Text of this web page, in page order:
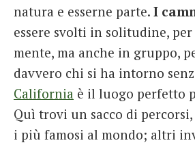
natura e esserne parte. I
essere svolti in solitudine, per
mente, ma anche in gruppo,
davvero chi si ha intorno
California è il luogo perfetto
Quì trovi un sacco di
i più famosi al mondo; altri